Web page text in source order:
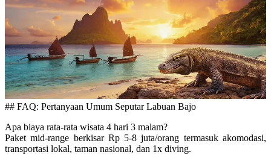
## FAQ: Pertanyaan Umum Seputar Labuan Bajo
Apa biaya rata-rata wisata 4 hari 3 malam?
Paket mid-range berkisar Rp 5-8 juta/orang termasuk akomodasi,
transportasi lokal, taman nasional, dan 1x diving.